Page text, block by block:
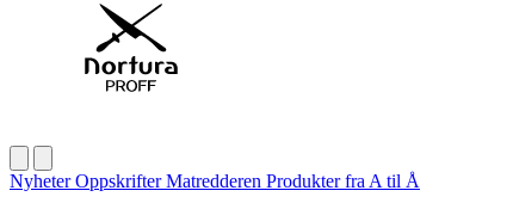
NyheterOppskrifterMatredderen Produkter fra A til Å